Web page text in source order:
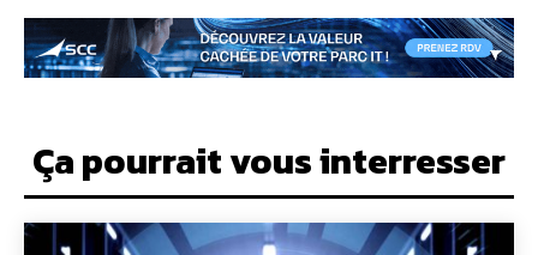
Ça pourrait vous interresser